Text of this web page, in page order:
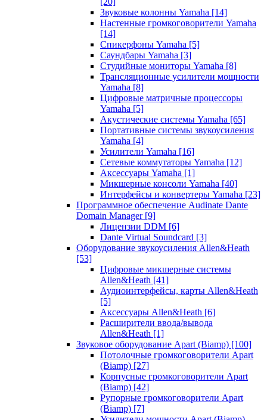
Звуковые колонны Yamaha [14]
Настенные громкоговорители Yamaha
[14]
Спикерфоны Yamaha [5]
Саундбары Yamaha [3]
Студийные мониторы Yamaha [8]
Трансляционные усилители мощности
Yamaha [8]
Цифровые матричные процессоры
Yamaha [5]
Акустические системы Yamaha [65]
Портативные системы звукоусиления
Yamaha [4]
Усилители Yamaha [16]
Сетевые коммутаторы Yamaha [12]
Аксессуары Yamaha [1]
Микшерные консоли Yamaha [40]
Интерфейсы и конвертеры Yamaha [23]
Программное обеспечение Audinate Dante
Domain Manager [9]
Лицензии DDM [6]
Dante Virtual Soundcard [3]
Оборудование звукоусиления Allen&Heath
[53]
Цифровые микшерные системы
Allen&Heath [41]
Аудиоинтерфейсы, карты Allen&Heath
[5]
Аксессуары Allen&Heath [6]
Расширители ввода/вывода
Allen&Heath [1]
Звуковое оборудование Apart (Biamp) [100]
Потолочные громкоговорители Apart
(Biamp) [27]
Корпусные громкоговорители Apart
(Biamp) [42]
Рупорные громкоговорители Apart
(Biamp) [7]